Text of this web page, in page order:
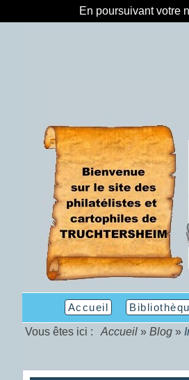
En poursuivant votre
Accueil
Vous êtes ici : Accueil » Blog »